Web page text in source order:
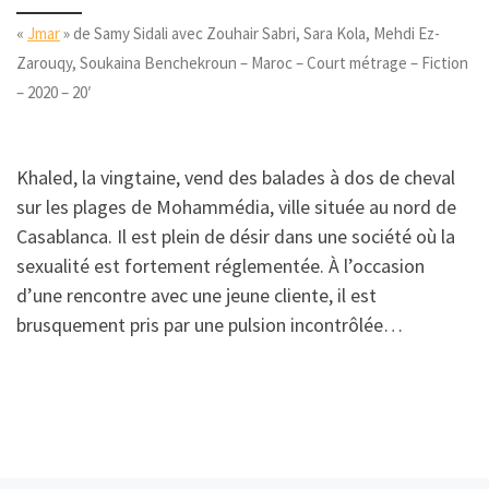
« Jmar» de Samy Sidali avec Zouhair Sabri, Sara Kola, Mehdi Ez-
Zarouqy, Soukaina Benchekroun – Maroc – Court métrage – Fiction
– 2020 – 20′
Khaled, la vingtaine, vend des balades à dos de cheval
sur les plages de Mohammédia, ville située au nord de
Casablanca. Il est plein de désir dans une société où la
sexualité est fortement réglementée. À l’occasion
d’une rencontre avec une jeune cliente, il est
brusquement pris par une pulsion incontrôlée…